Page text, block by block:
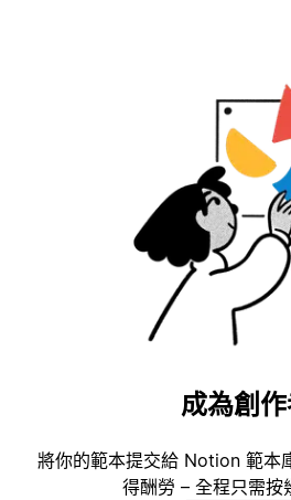
成為創
將你的範本提交給 Notion 範本
得酬勞 – 全程只需按